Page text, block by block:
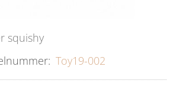
squishy
Toy19-002